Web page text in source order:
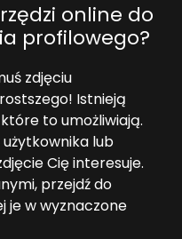
online do
profilowego?
zdjęciu
Istnieją
to umożliwiają.
lub
Cię interesuje.
przejdź do
je w wyznaczone